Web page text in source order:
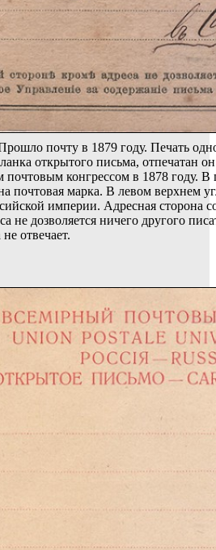
почту в 1879 году. Печать
открытого письма, отпечатан
конгрессом в 1878 году. В
почтовая марка. В левом верхнем
империи. Адресная сторона
не дозволяется ничего другого
отвечает.